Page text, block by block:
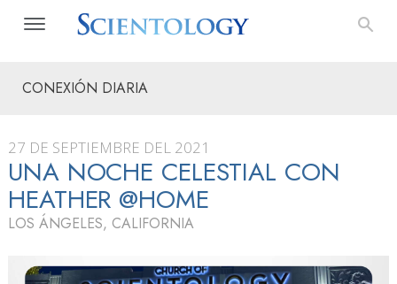
CONEXIÓN DIARIA
27 DE SEPTIEMBRE DEL 2021
UNA NOCHE CELESTIAL CON
HEATHER @HOME
LOS ÁNGELES, CALIFORNIA